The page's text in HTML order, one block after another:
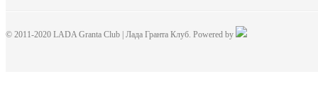
© 2011-2020 LADA Granta Club | Лада Гранта Клуб. Powered by